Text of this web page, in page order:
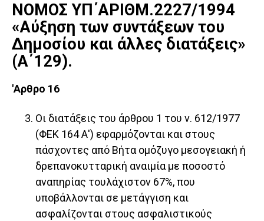
ΝΟΜΟΣ ΥΠ΄ΑΡΙΘΜ.2227/1994
«Αύξηση των συντάξεων του
Δημοσίου και άλλες διατάξεις»
(Α΄129).
'Αρθρο 16
Οι διατάξεις του άρθρου 1 του ν. 612/1977
(ΦΕΚ 164 Α') εφαρμόζονται και στους
πάσχοντες από Βήτα ομόζυγο μεσογειακή ή
δρεπανοκυτταρική αναιμία με ποσοστό
αναπηρίας τουλάχιστον 67%, που
υποβάλλονται σε μετάγγιση και
ασφαλίζονται στους ασφαλιστικούς